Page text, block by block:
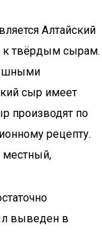
Алтайский
к твёрдым сырам.
сыр имеет
производят по
рецепту.
местный,
выведен в